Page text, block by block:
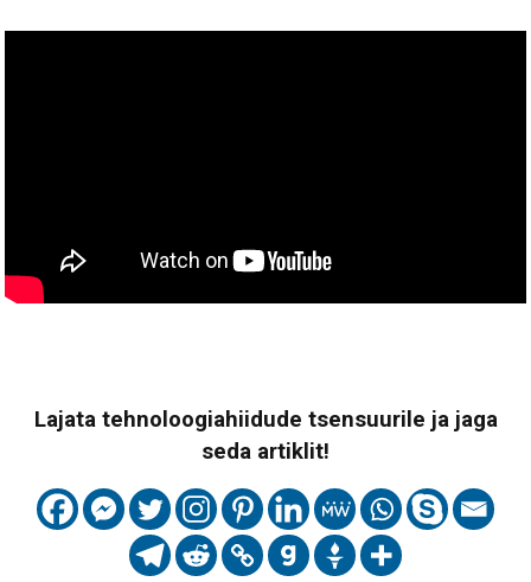
Lajata tehnoloogiahiidude tsensuurile ja jaga
seda artiklit!